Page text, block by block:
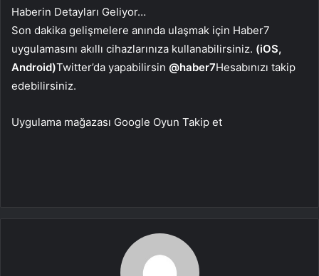
Haberin Detayları Geliyor…
Son dakika gelişmelere anında ulaşmak için Haber7
uygulamasını akıllı cihazlarınıza kullanabilirsiniz. (iOS,
Android)Twitter’da yapabilirsin @haber7Hesabınızı takip
edebilirsiniz.
Uygulama mağazası Google Oyun Takip et